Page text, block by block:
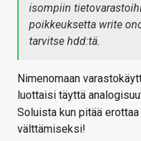
isompiin
poikkeuksetta write
tarvitse hdd:tä.
Nimenomaan
luottaisi täyttä
Soluista kun pitää erottaa
välttämiseksi!